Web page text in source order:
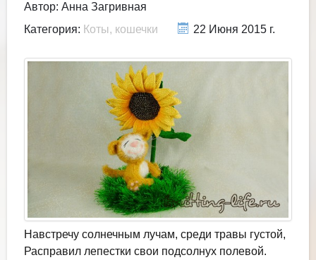
Автор: Анна Загривная
Категория: Коты, кошечки 22 Июня 2015 г.
Навстречу солнечным лучам, среди травы густой,
Расправил лепестки свои подсолнух полевой.